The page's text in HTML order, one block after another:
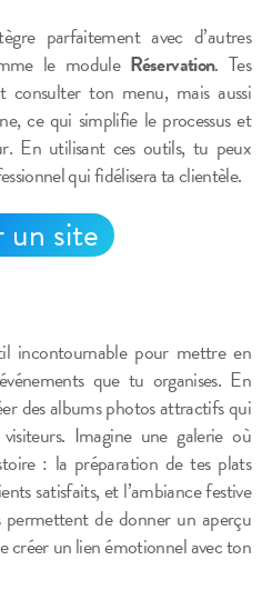
parfaitement avec d’autres
le module Réservation. Tes
consulter ton menu, mais aussi
ce qui simplifie le processus et
En utilisant ces outils, tu peux
qui fidélisera ta clientèle.
un site
incontournable pour mettre en
que tu organises. En
des albums photos attractifs qui
Imagine une galerie où
: la préparation de tes plats
satisfaits, et l’ambiance festive
permettent de donner un aperçu
créer un lien émotionnel avec ton